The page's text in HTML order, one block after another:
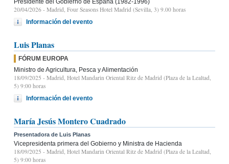
Presidente del Gobierno de España (1982-1996)
20/04/2026 - Madrid, Four Seasons Hotel Madrid (Sevilla, 3) 9.00 horas
Información del evento
Luis Planas
FÓRUM EUROPA
Ministro de Agricultura, Pesca y Alimentación
18/09/2025 - Madrid, Hotel Mandarin Oriental Ritz de Madrid (Plaza de la Lealtad,
5) 9:00 horas
Información del evento
María Jesús Montero Cuadrado
Presentadora de Luis Planas
Vicepresidenta primera del Gobierno y Ministra de Hacienda
18/09/2025 - Madrid, Hotel Mandarin Oriental Ritz de Madrid (Plaza de la Lealtad,
5) 9:00 horas